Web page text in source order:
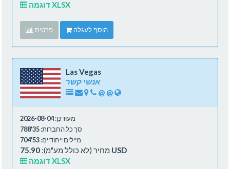
דוגמה XLSX
פרטים הוסף לעגלה
Las Vegas
אנשי קשר
@ @
מְעוּדכָּן:2026-08-04
סך כל החברות:35'788
מיילים ייחודיים:53'704
מחיר (לא כולל מע"מ): 75.90 USD
דוגמה XLSX